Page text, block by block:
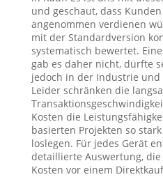
und geschaut, dass
angenommen verdienen
mit der Standardversion
systematisch bewertet.
gab es daher nicht, dürfte
jedoch in der Industrie
Leider schränken die
Kosten die
basierten Projekten so
loslegen. Für jedes Gerät
detaillierte Auswertung,
Kosten vor einem